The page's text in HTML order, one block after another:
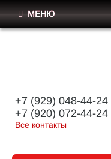
+7 (929) 048-44-24
+7 (920) 072-44-24
Все контакты
МЕНЮ